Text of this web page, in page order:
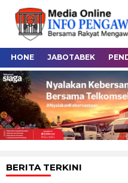
HONE JABOTABEK
BERITA TERKINI